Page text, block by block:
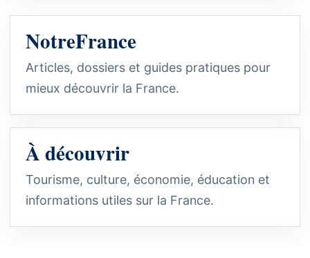
NotreFrance
Articles, dossiers et guides pratiques pour
mieux découvrir la France.
À découvrir
Tourisme, culture, économie, éducation et
informations utiles sur la France.